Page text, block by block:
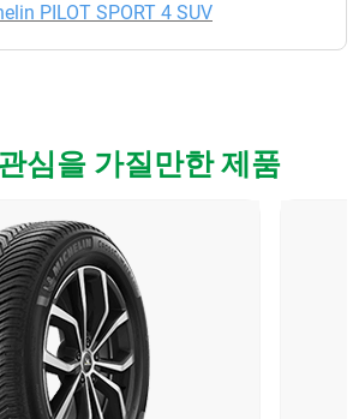
PILOT SPORT 4 SUV
심을 가질만한 제품